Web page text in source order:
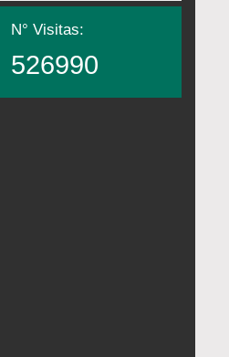
N° Visitas:
526990
VER NOTICIA